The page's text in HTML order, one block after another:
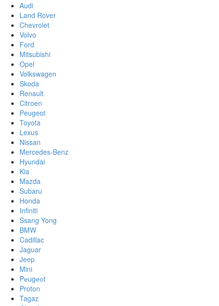
Audi
Land Rover
Chevrolet
Volvo
Ford
Mitsubishi
Opel
Volkswagen
Skoda
Renault
Citroen
Peugeot
Toyota
Lexus
Nissan
Mercedes-Benz
Hyundai
Kia
Mazda
Subaru
Honda
Infiniti
Ssang Yong
BMW
Cadillac
Jaguar
Jeep
Mini
Pеugеоt
Proton
Tagaz